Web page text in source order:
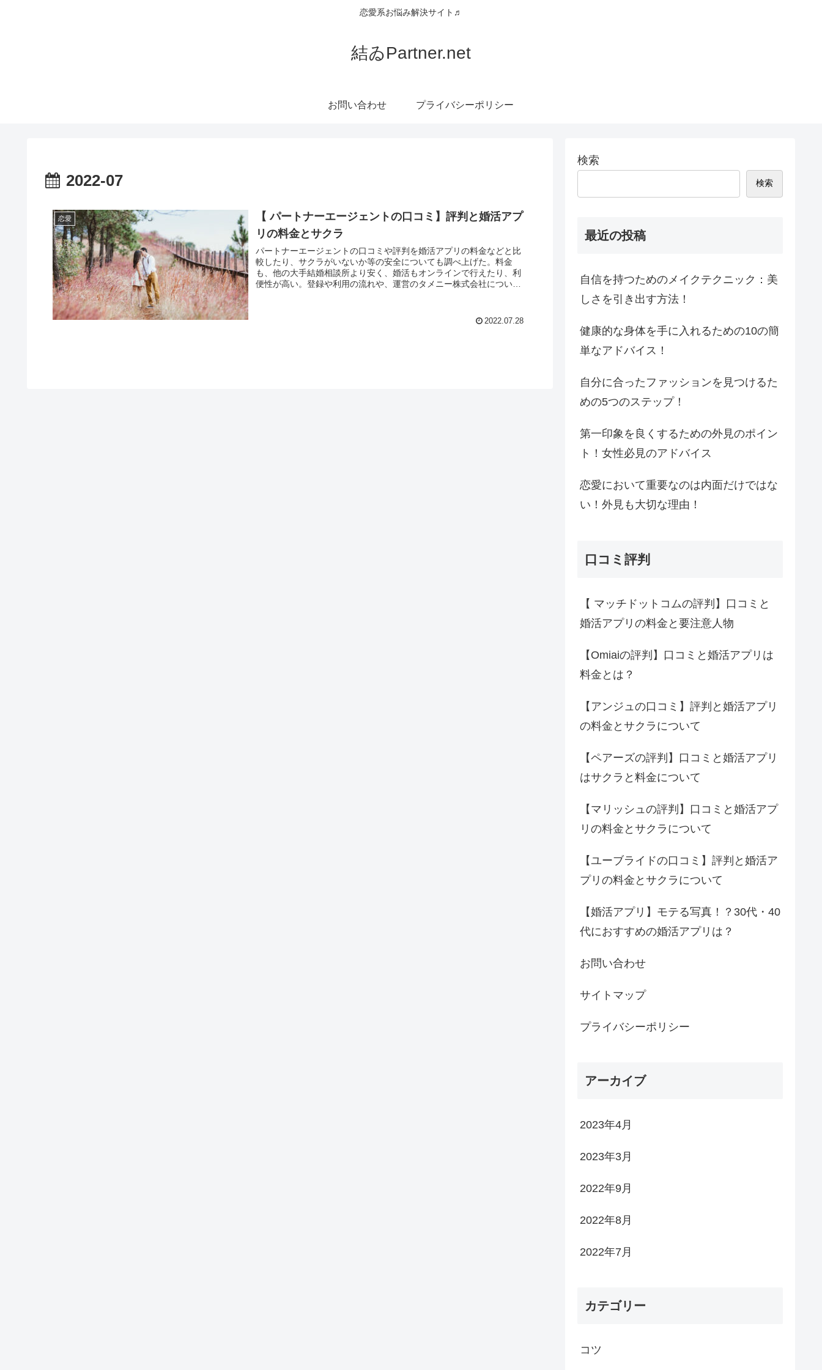
恋愛系お悩み解決サイト♬
結ゐPartner.net
お問い合わせ プライバシーポリシー
2022-07
恋愛
【 パートナーエージェントの口コミ】評判と婚活アプ
リの料金とサクラ
パートナーエージェントの口コミや評判を婚活アプリの料金などと比
較したり、サクラがいないか等の安全についても調べ上げた。料金
も、他の大手結婚相談所より安く、婚活もオンラインで行えたり、利
便性が高い。登録や利用の流れや、運営のタメニー株式会社について
2022.07.28
検索
検索
最近の投稿
自信を持つためのメイクテクニック：美
しさを引き出す方法！
健康的な身体を手に入れるための10の簡
単なアドバイス！
自分に合ったファッションを見つけるた
めの5つのステップ！
第一印象を良くするための外見のポイン
ト！女性必見のアドバイス
恋愛において重要なのは内面だけではな
い！外見も大切な理由！
口コミ評判
【 マッチドットコムの評判】口コミと
婚活アプリの料金と要注意人物
【Omiaiの評判】口コミと婚活アプリは
料金とは？
【アンジュの口コミ】評判と婚活アプリ
の料金とサクラについて
【ペアーズの評判】口コミと婚活アプリ
はサクラと料金について
【マリッシュの評判】口コミと婚活アプ
リの料金とサクラについて
【ユーブライドの口コミ】評判と婚活ア
プリの料金とサクラについて
【婚活アプリ】モテる写真！？30代・40
代におすすめの婚活アプリは？
お問い合わせ
サイトマップ
プライバシーポリシー
アーカイブ
2023年4月
2023年3月
2022年9月
2022年8月
2022年7月
カテゴリー
コツ